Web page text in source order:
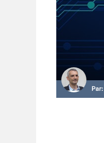
Par: